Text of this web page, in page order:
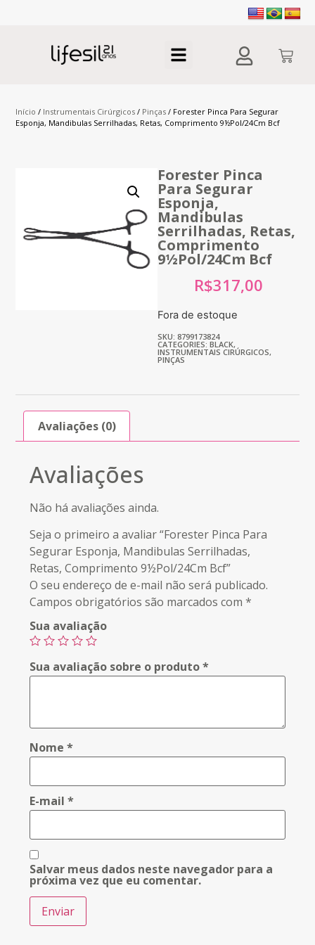
Início / Instrumentais Cirúrgicos / Pinças / Forester Pinca Para Segurar
Esponja, Mandibulas Serrilhadas, Retas, Comprimento 9½Pol/24Cm Bcf
Forester Pinca
Para Segurar
Esponja,
Mandibulas
Serrilhadas, Retas,
Comprimento
9½Pol/24Cm Bcf
R$317,00
Fora de estoque
SKU: 8799173824
CATEGORIES: BLACK,
INSTRUMENTAIS CIRÚRGICOS,
PINÇAS
Avaliações (0)
Avaliações
Não há avaliações ainda.
Seja o primeiro a avaliar “Forester Pinca Para
Segurar Esponja, Mandibulas Serrilhadas,
Retas, Comprimento 9½Pol/24Cm Bcf”
O seu endereço de e-mail não será publicado.
Campos obrigatórios são marcados com*
Sua avaliação
Sua avaliação sobre o produto*
Nome*
E-mail*
Salvar meus dados neste navegador para a
próxima vez que eu comentar.